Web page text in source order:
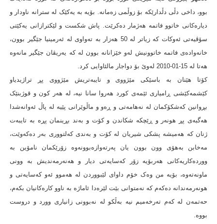
بوو، داخی دڵی دڵدارێکە بۆ زوڵمی زەمانە. بۆیە بە یەکێک لە سترانە ناودار و
دیارەکانی خاتوو فاتمە هەژمار دەکرێت. پاش شکست و لێکترازانی یەکێتی
سۆڤیەتی ئەوکات کە زیاتر لە 50 هەزار بە تەواوی لە ئەرمینیا جێگیر بوون،
خانەوادەی فاتمە خاتوونیش لەو خێزانانە بوون لە کە یەریڤان جێگیر مانەوە
هەتا لە 15-01-2010 لەوێ بۆ دواجار مالئاوایی کرد.
کۆتا هێنان بە باسێکی مێژووی و تایبەتریش مێژووی پڕ تراژیدیاو
کێشمەکێشی ڕامیاری ئێمەی کورد هەروا سانا نیە، لە هەر کون و قوژبنێک
بڕوانین کەشکۆکمان لە نەهامەتی و ڕەو و ماڵوێرانی پێیە لە پاڵ ئەوانەشدا
هەگبەی پڕ هونەر و ڕێچکە شکاندن و کۆت و بەند بڕینمان پڕە بە تایبەت
ژنان کە هەمیشە پشکی شیریان لە کۆت و بەندی کەلتووری بەر دەکەوێت،
مەخابن بەهۆی وون بوون یان پەرتەوازەبوونەوە زۆرێکمان نامۆین بە
ووردەکاریەکانی هەربۆیە زۆر کەسایەتی دیار و هەنەرمەندیش بە وونی
ماونەتەوە، بۆیە من وەک خۆم داوای لێبووردن لە هەموو ئەو کەسایەتی و
هونەرمەندانە دەکەم کە نەمتوانی بێت لێرەدا ئاماژە بە ناوو کارەکانیان بکەم،
حەتمەن لە کەم تەرخەمیم نیە بەڵکو لە نەبوونی زانیاری وورد و دروست
بووە.